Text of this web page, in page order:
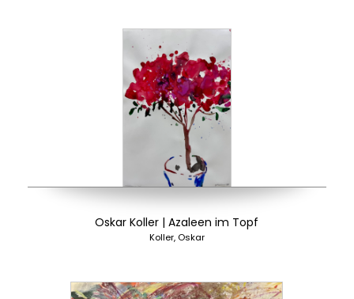
Oskar Koller | Azaleen im Topf
Koller, Oskar